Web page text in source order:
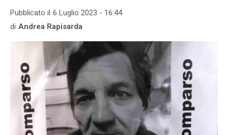
Pubblicato il 6 Luglio 2023 - 16:44
di Andrea Rapisarda